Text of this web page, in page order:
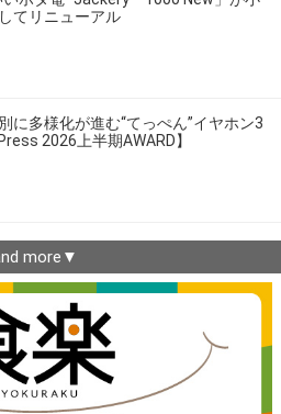
てリニューアル
に多様化が進む“てっぺん”イヤホン3
2026上半期AWARD】
more▼